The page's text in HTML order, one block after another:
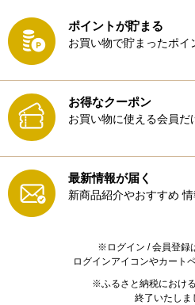
ポイントが貯まる
お買い物で貯まったポ
お得なクーポン
お買い物に使える会員
最新情報が届く
新商品紹介やおすすめ 情
※ログイン / 会員登録
ログインアイコンやカート
※ふるさと納税におけ
終了いたしま